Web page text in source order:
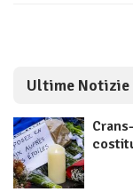
Ultime Notizie